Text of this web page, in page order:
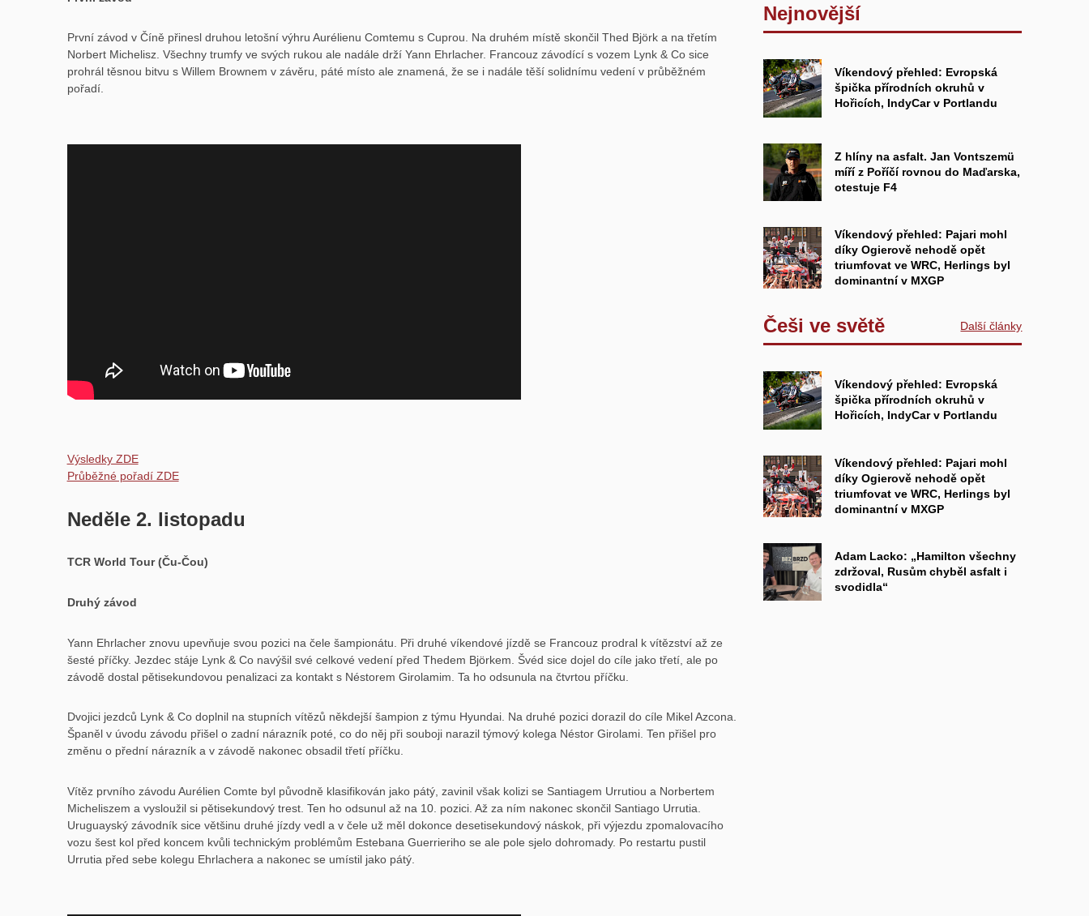
První závod v Číně přinesl druhou letošní výhru Aurélienu Comtemu s Cuprou. Na druhém místě skončil Thed Björk a na třetím
Norbert Michelisz. Všechny trumfy ve svých rukou ale nadále drží Yann Ehrlacher. Francouz závodící s vozem Lynk & Co sice
prohrál těsnou bitvu s Willem Brownem v závěru, páté místo ale znamená, že se i nadále těší solidnímu vedení v průběžném
pořadí.
Výsledky ZDE
Průběžné pořadí ZDE
Neděle 2. listopadu
TCR World Tour (Ču-Čou)
Druhý závod
Yann Ehrlacher znovu upevňuje svou pozici na čele šampionátu. Při druhé víkendové jízdě se Francouz prodral k vítězství až ze
šesté příčky. Jezdec stáje Lynk & Co navýšil své celkové vedení před Thedem Björkem. Švéd sice dojel do cíle jako třetí, ale po
závodě dostal pětisekundovou penalizaci za kontakt s Néstorem Girolamim. Ta ho odsunula na čtvrtou příčku.
Dvojici jezdců Lynk & Co doplnil na stupních vítězů někdejší šampion z týmu Hyundai. Na druhé pozici dorazil do cíle Mikel Azcona.
Španěl v úvodu závodu přišel o zadní nárazník poté, co do něj při souboji narazil týmový kolega Néstor Girolami. Ten přišel pro
změnu o přední nárazník a v závodě nakonec obsadil třetí příčku.
Vítěz prvního závodu Aurélien Comte byl původně klasifikován jako pátý, zavinil však kolizi se Santiagem Urrutiou a Norbertem
Micheliszem a vysloužil si pětisekundový trest. Ten ho odsunul až na 10. pozici. Až za ním nakonec skončil Santiago Urrutia.
Uruguayský závodník sice většinu druhé jízdy vedl a v čele už měl dokonce desetisekundový náskok, při výjezdu zpomalovacího
vozu šest kol před koncem kvůli technickým problémům Estebana Guerrieriho se ale pole sjelo dohromady. Po restartu pustil
Urrutia před sebe kolegu Ehrlachera a nakonec se umístil jako pátý.
Nejnovější
Víkendový přehled: Evropská
špička přírodních okruhů v
Hořicích, IndyCar v Portlandu
Z hlíny na asfalt. Jan Vontszemü
míří z Poříčí rovnou do Maďarska,
otestuje F4
Víkendový přehled: Pajari mohl
díky Ogierově nehodě opět
triumfovat ve WRC, Herlings byl
dominantní v MXGP
Češi ve světě Další články
Víkendový přehled: Evropská
špička přírodních okruhů v
Hořicích, IndyCar v Portlandu
Víkendový přehled: Pajari mohl
díky Ogierově nehodě opět
triumfovat ve WRC, Herlings byl
dominantní v MXGP
Adam Lacko: „Hamilton všechny
zdržoval, Rusům chyběl asfalt i
svodidla“